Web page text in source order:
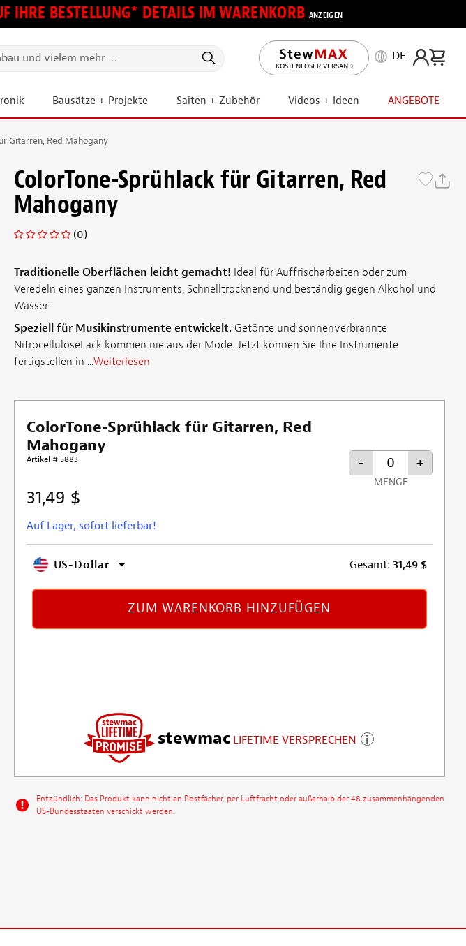
IHRE BESTELLUNG* DETAILS IM WARENKORB ANZEIGEN
KOSTENLOSER VERSAND
DE
Bausätze + Projekte Saiten + Zubehör Videos + Ideen ANGEBOTE
Gitarren, Red Mahogany
ColorTone-Sprühlack für Gitarren, Red
Mahogany
(0)
Traditionelle Oberflächen leicht gemacht! Ideal für Auffrischarbeiten oder zum
Veredeln eines ganzen Instruments. Schnelltrocknend und beständig gegen Alkohol und
Wasser
Speziell für Musikinstrumente entwickelt.Getönte und sonnenverbrannte
NitrocelluloseLack kommen nie aus der Mode. Jetzt können Sie Ihre Instrumente
fertigstellen in ...Weiterlesen
ColorTone-Sprühlack für Gitarren, Red
Mahogany
Artikel # 5883
31,49 $
Auf Lager, sofort lieferbar!
- +
MENGE
US-Dollar Gesamt: 31,49 $
ZUM WARENKORB HINZUFÜGEN
stewmac LIFETIME VERSPRECHEN
Entzündlich: Das Produkt kann nicht an Postfächer, per Luftfracht oder außerhalb der 48 zusammenhängenden
US-Bundesstaaten verschickt werden.